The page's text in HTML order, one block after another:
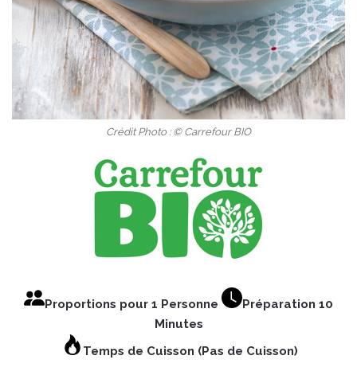
Crédit Photo : © Carrefour BIO
Proportions pour 1 Personne
Préparation 10
Minutes
Temps de Cuisson (Pas de Cuisson)